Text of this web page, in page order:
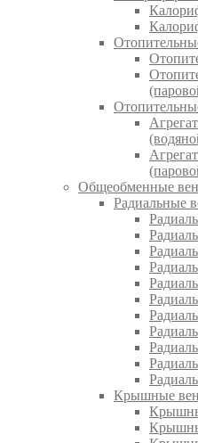
Общеобменные
Радиальные
Крышные